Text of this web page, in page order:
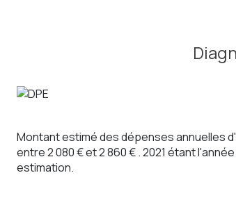
Au 1er étage: un palier avec rangement
Au sol-sous : un garage avec fosse,
Budget : 210 000€ Frais d'agence inclus
Honoraires à la charge du vendeur
Agence Sainte Anne Immo ( adhérente
79 rue Jules Barni à AMIENS
RCS AMIENS 803 971 555 CP 8001 2016 000
Montant estimé des dépenses annuelles
entre 2 080 € et 2 860 € . 2021 étant
estimation.